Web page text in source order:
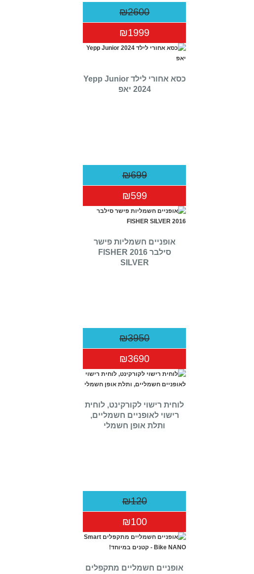
₪2600
₪1999
כסא אחורי לילד Yepp Junior
2024 יאפ
₪699
₪599
אופניים חשמליות פישר
סילבר 2016 FISHER
SILVER
₪3950
₪3690
לוחית רישוי לקורקינט, לוחית
רישוי לאופניים חשמליים,
ותלת אופן חשמלי
₪120
₪100
אופניים חשמליים מתקפלים